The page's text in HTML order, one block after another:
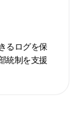
るログを保
統制を支援